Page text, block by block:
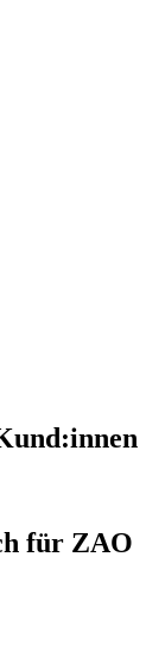
für ZAO